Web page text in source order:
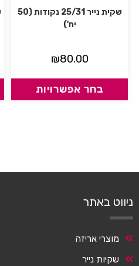
שקית נייר 25/31 נקודות (50
יח')
₪80.00
בחר אפשרויות
ניווט באתר
מוצרי אריזה
שקיות נייר